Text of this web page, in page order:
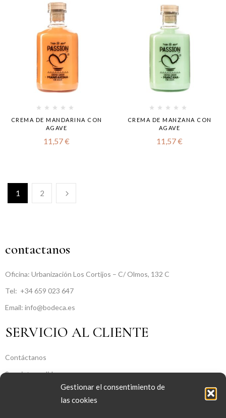
Gestionar el consentimiento de
las cookies
CREMA DE MANDARINA CON
AGAVE
11,57€
CREMA DE MANZANA CON
AGAVE
11,57€
1 2
contactanos
Oficina: Urbanización Los Cortijos – C/ Olmos, 132 C
Tel: +34 659 023 647
Email: info@bodeca.es
SERVICIO AL CLIENTE
Contáctanos
Seguir tu pedido
SOBRE NOSOTROS